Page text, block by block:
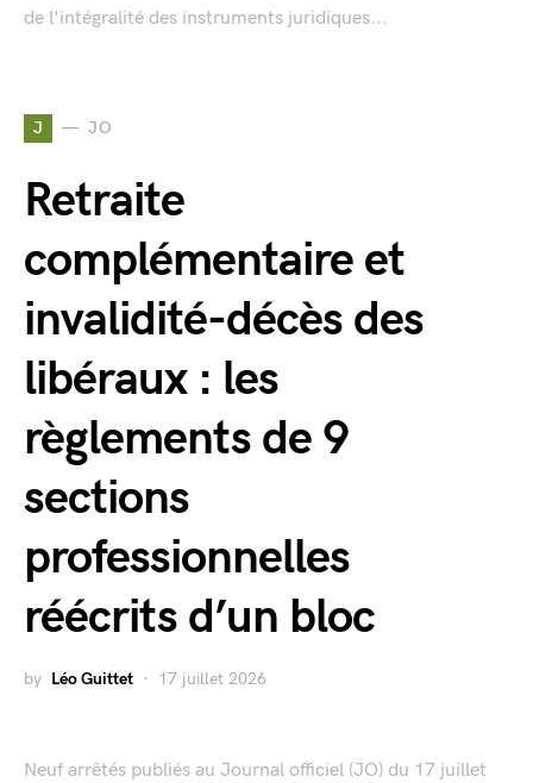
de l'intégralité des instruments juridiques...
J JO
Retraite
complémentaire et
invalidité-décès des
libéraux : les
règlements de 9
sections
professionnelles
réécrits d’un bloc
by Léo Guittet 17 juillet 2026
Neuf arrêtés publiés au Journal officiel (JO) du 17 juillet